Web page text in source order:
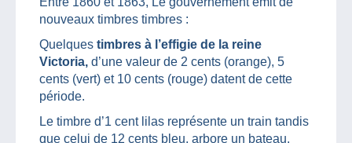
nouveaux timbres timbres :
Quelques timbres à l’effigie de la reine
Victoria, d’une valeur de 2 cents (orange), 5
cents (vert) et 10 cents (rouge) datent de cette
période.
Le timbre d’1 cent lilas représente un train tandis
que celui de 12 cents bleu, arbore un bateau.